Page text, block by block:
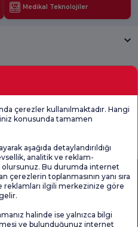
Medikal Teknolojiler
çerezler kullanılmaktadır. Hangi
konusunda tamamen
aşağıda detaylandırıldığı
analitik ve reklam-
Bu durumda internet
çerezlerin toplanmasının yanı sıra
ilgili merkezinize göre
halinde ise yalnızca bilgi
ve bulunduğunuz internet